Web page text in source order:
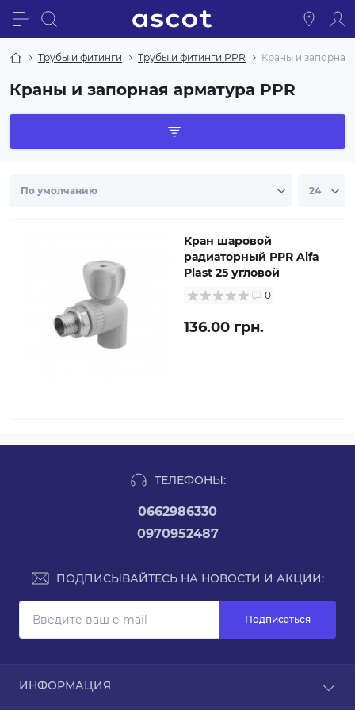
Трубы и фитинги Трубы и фитинги PPR Краны и запорная
Краны и запорная арматура PPR
Кран шаровой
радиаторный PPR Alfa
Plast 25 угловой
0
136.00 грн.
ТЕЛЕФОНЫ:
0662986330
0970952487
ПОДПИСЫВАЙТЕСЬ НА НОВОСТИ И АКЦИИ:
Подписаться
ИНФОРМАЦИЯ